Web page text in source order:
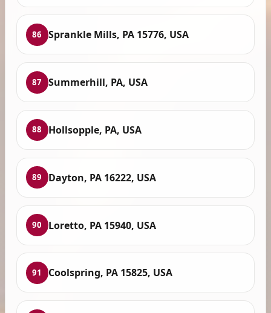
86 Sprankle Mills, PA 15776, USA
87 Summerhill, PA, USA
88 Hollsopple, PA, USA
89 Dayton, PA 16222, USA
90 Loretto, PA 15940, USA
91 Coolspring, PA 15825, USA